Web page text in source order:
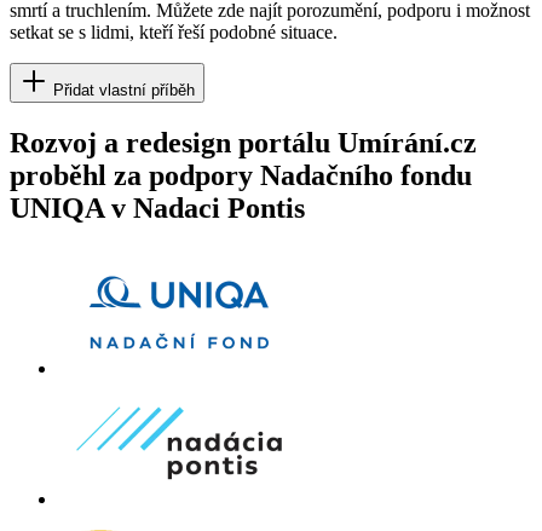
smrtí a truchlením. Můžete zde najít porozumění, podporu i možnost
setkat se s lidmi, kteří řeší podobné situace.
Přidat vlastní příběh
Rozvoj a redesign portálu Umírání.cz
proběhl za podpory Nadačního fondu
UNIQA v Nadaci Pontis